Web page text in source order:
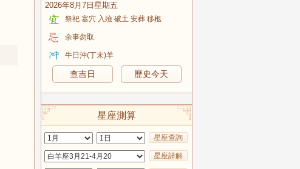
2026年8月7日星期五
祭祀 塞穴 入殮 破土 安葬 移柩
余事勿取
牛日沖(丁未)羊
查吉日 歷史今天
星座測算
星座查詢
星座詳解